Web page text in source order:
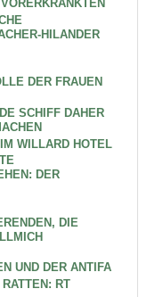
HILANDER
DER FRAUEN
SCHIFF DAHER
WILLARD HOTEL
DER
DIE
UND DER ANTIFA
RT